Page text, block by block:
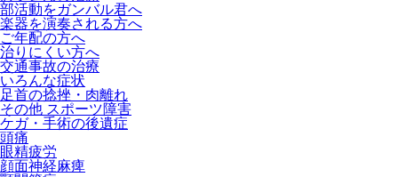
部活動をガンバル君へ
楽器を演奏される方へ
ご年配の方へ
治りにくい方へ
交通事故の治療
いろんな症状
足首の捻挫・肉離れ
その他 スポーツ障害
ケガ・手術の後遺症
頭痛
眼精疲労
顔面神経麻痺